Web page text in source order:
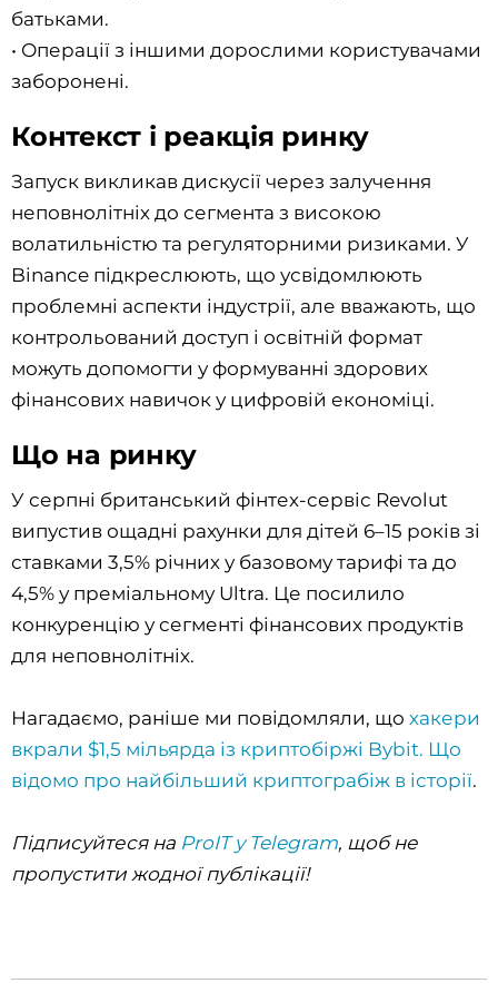
батьками.
• Операції з іншими дорослими користувачами
заборонені.
Контекст і реакція ринку
Запуск викликав дискусії через залучення
неповнолітніх до сегмента з високою
волатильністю та регуляторними ризиками. У
Binance підкреслюють, що усвідомлюють
проблемні аспекти індустрії, але вважають, що
контрольований доступ і освітній формат
можуть допомогти у формуванні здорових
фінансових навичок у цифровій економіці.
Що на ринку
У серпні британський фінтех-сервіс Revolut
випустив ощадні рахунки для дітей 6–15 років зі
ставками 3,5% річних у базовому тарифі та до
4,5% у преміальному Ultra. Це посилило
конкуренцію у сегменті фінансових продуктів
для неповнолітніх.
Нагадаємо, раніше ми повідомляли, що хакери
вкрали $1,5 мільярда із криптобіржі Bybit. Що
відомо про найбільший криптограбіж в історії.
Підписуйтеся на ProIT у Telegram, щоб не
пропустити жодної публікації!